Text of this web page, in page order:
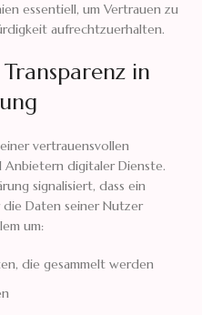
essentiell, um Vertrauen zu
aufrechtzuerhalten.
in
vertrauensvollen
Anbietern digitaler Dienste.
signalisiert, dass ein
Daten seiner Nutzer
um:
die gesammelt werden